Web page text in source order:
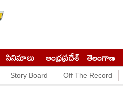
సినిమాలు ఆంధ్రప్రదేశ్ తెలంగాణ
Story Board Off The Record